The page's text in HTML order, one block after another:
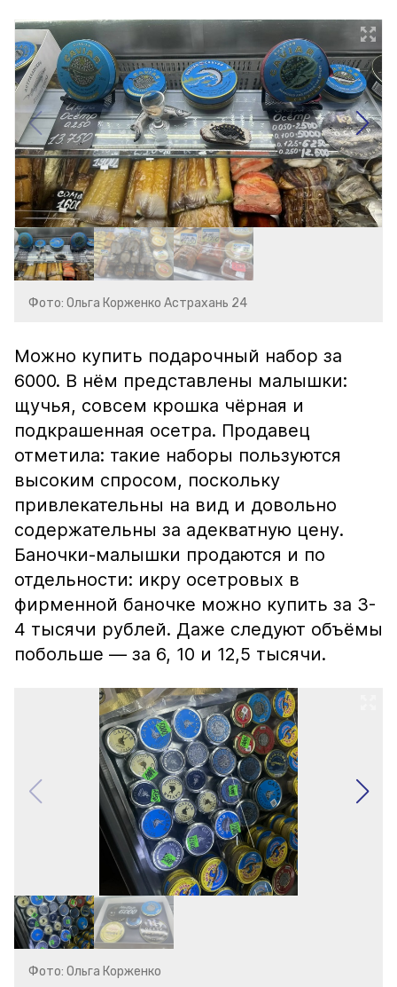
Фото: Ольга Корженко Астрахань 24
Можно купить подарочный набор за
6000. В нём представлены малышки:
щучья, совсем крошка чёрная и
подкрашенная осетра. Продавец
отметила: такие наборы пользуются
высоким спросом, поскольку
привлекательны на вид и довольно
содержательны за адекватную цену.
Баночки-малышки продаются и по
отдельности: икру осетровых в
фирменной баночке можно купить за 3-
4 тысячи рублей. Даже следуют объёмы
побольше — за 6, 10 и 12,5 тысячи.
Фото: Ольга Корженко